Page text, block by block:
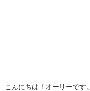
こんにちは！オーリーです。